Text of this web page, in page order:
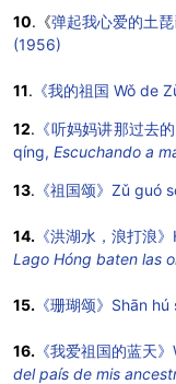
10.《弹起我心爱的土琵
(1956)
11. 《我的祖国 Wǒ de
12. 《听妈妈讲那过去
qíng, Escuchando a
13. 《祖国颂》 Zǔ guó
14. 《洪湖水，浪打浪
Lago Hóng baten las
15. 《珊瑚颂》Shān hú
16. 《我爱祖国的蓝天
del país de mis